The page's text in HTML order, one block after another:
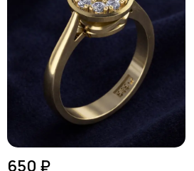
650 ₽